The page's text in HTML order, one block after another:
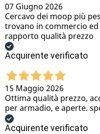
07 Giugno 2026
Cercavo dei moop più
trovano in commercio
rapporto qualità prezzo
Acquirente verificato
15 Maggio 2026
Ottima qualità prezzo,
per armadio, e aperte.
Acquirente verificato